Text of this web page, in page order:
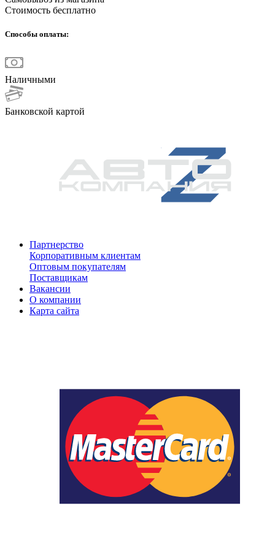
Стоимость бесплатно
Способы оплаты:
Наличными
Банковской картой
Партнерство
Корпоративным клиентам
Оптовым покупателям
Поставщикам
Вакансии
О компании
Карта сайта